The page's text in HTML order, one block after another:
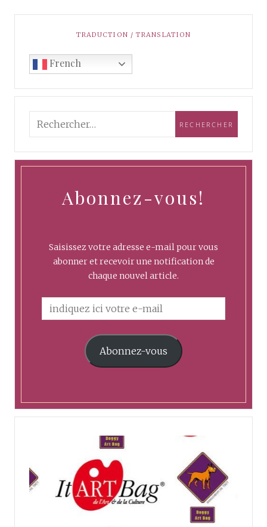
TRADUCTION / TRANSLATION
French
Abonnez-vous!
Saisissez votre adresse e-mail pour vous
abonner et recevoir une notification de
chaque nouvel article.
Abonnez-vous